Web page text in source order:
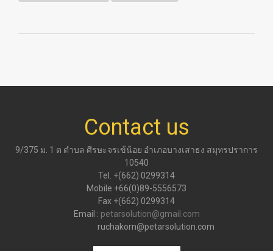
Contact us
9/375 ม. 1 ต ตำบล ศีรษะจรเข้น้อย อำเภอบางเสาธง สมุทรปราการ
10540
Tel. +(662) 0299314
Mobile +66(0)89-5556573
Fax +(662) 0299314
Email : petarsolution@gmail.com
ruchakorn@petarsolution.com